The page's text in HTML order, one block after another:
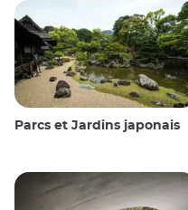
Parcs et Jardins japonais